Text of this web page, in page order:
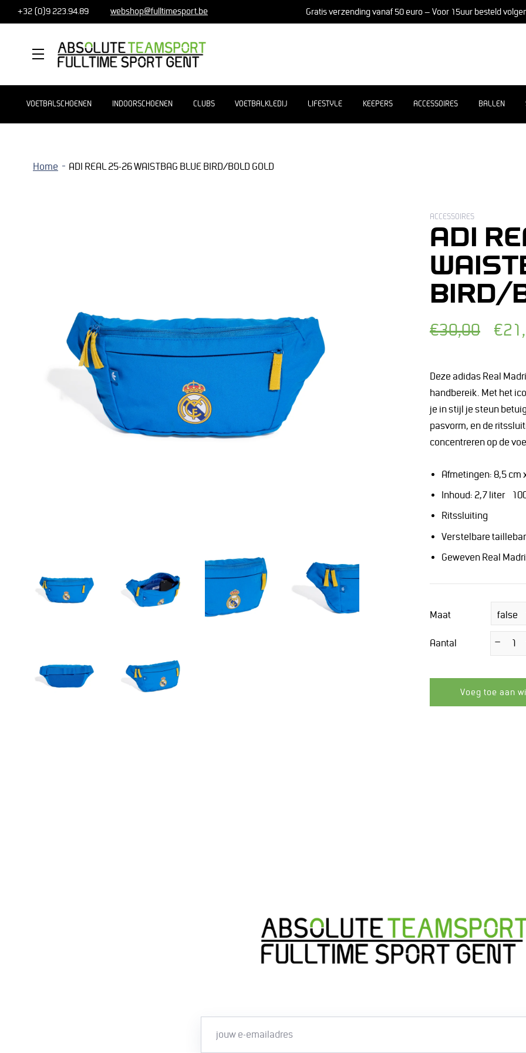
+32 (0)9 223.94.89 webshop@fulltimesport.be Gratis verzending vanaf 50 euro – Voor 15uur besteld
MENU
VOETBALSCHOENEN INDOORSCHOENEN CLUBS VOETBALKLEDIJ LIFESTYLE KEEPERS ACCESSOIRES BALLEN
Home ADI REAL 25-26 WAISTBAG BLUE BIRD/BOLD GOLD
ACCESSOIRES
ADI
BIRD/
Normale
Afgeprijsde
€30,00
Deze adidas Real
handbereik. Met het
je in stijl je steun
pasvorm, en de
concentreren op de
Afmetingen: 8,5 cm
Inhoud: 2,7 liter
Ritssluiting
Verstelbare
Geweven Real
Maat
Aantal
met
Voeg toe aan